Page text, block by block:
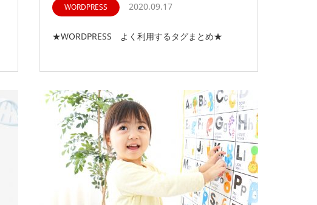
WORDPRESS 2020.09.17
★WORDPRESS よく利用するタグまとめ★